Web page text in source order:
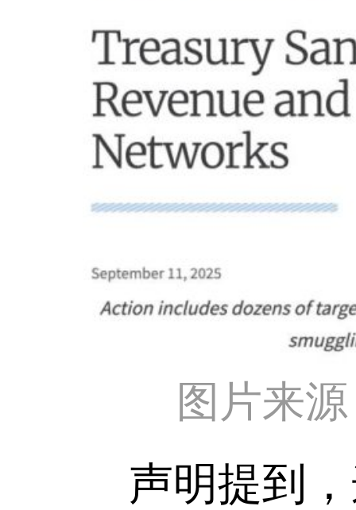
图片来
声明提到，